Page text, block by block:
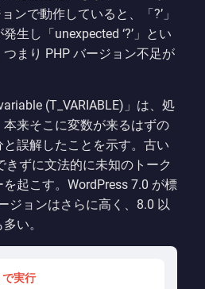
ンで動作していると、「?’」
生し「unexpected ‘?’」とい
まり PHP バージョン不足が
(T_VARIABLE)」は、処
来そこに変数が来るはずの
誤解したことを示す。古い
きずに文法的に未知のトーク
起こす。WordPress 7.0 が標
ジョンはさらに高く、8.0 以
い。
実行